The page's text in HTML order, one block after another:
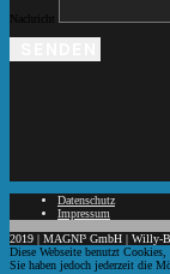
Nachricht
Datenschutz
Impressum
2019 | MAGNI³ GmbH | Willy-
Diese Webseite benutzt
Sie haben jedoch jederzeit die